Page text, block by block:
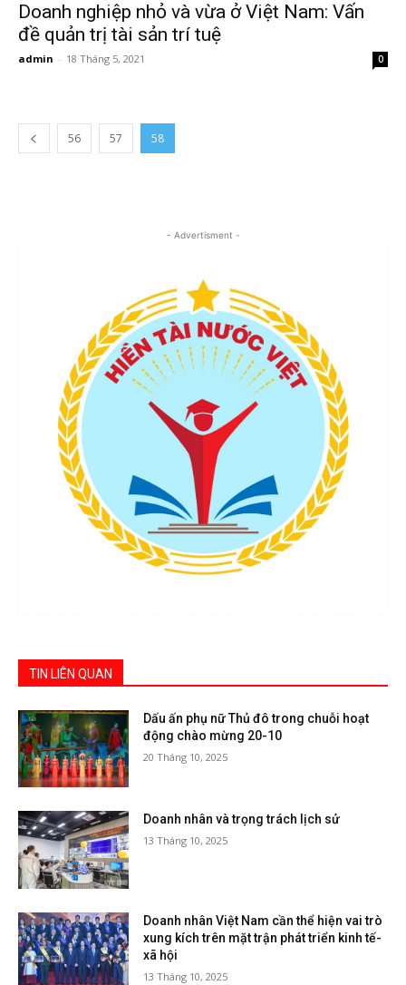
Doanh nghiệp nhỏ và vừa ở Việt Nam: Vấn
đề quản trị tài sản trí tuệ
admin - 18 Tháng 5, 2021 0
56 57 58
- Advertisment -
TIN LIÊN QUAN
Dấu ấn phụ nữ Thủ đô trong chuỗi hoạt
động chào mừng 20-10
20 Tháng 10, 2025
Doanh nhân và trọng trách lịch sử
13 Tháng 10, 2025
Doanh nhân Việt Nam cần thể hiện vai trò
xung kích trên mặt trận phát triển kinh tế-
xã hội
13 Tháng 10, 2025